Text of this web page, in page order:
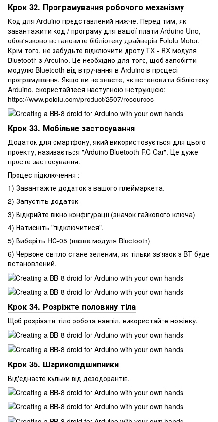
Крок 32. Програмування робочого механізму
Код для Arduino представлений нижче. Перед тим, як
завантажити код / програму для вашої плати Arduino Uno,
обов'язково встановите бібліотеку драйверів Pololu Motor.
Крім того, не забудьте відключити дроту TX - RX модуля
Bluetooth з Arduino. Це необхідно для того, щоб запобігти
модулю Bluetooth від втручання в Arduino в процесі
програмування. Якщо ви не знаєте, як встановити бібліотеку
Arduino, скористайтеся наступною інструкцією:
https://www.pololu.com/product/2507/resources
Крок 33. Мобільне застосування
Додаток для смартфону, який використовується для цього
проекту, називається "Arduino Bluetooth RC Car". Це дуже
просте застосування.
Процес підключення :
1) Завантажте додаток з вашого плеймаркета.
2) Запустіть додаток
3) Відкрийте вікно конфігурації (значок гайкового ключа)
4) Натисніть "підключитися".
5) Виберіть HC-05 (назва модуля Bluetooth)
6) Червоне світло стане зеленим, як тільки зв'язок з BT буде
встановлений.
Крок 34. Розріжте половину тіла
Щоб розрізати тіло робота навпіл, використайте ножівку.
Крок 35. Шарикопідшипники
Від'єднаєте кульки від дезодорантів.